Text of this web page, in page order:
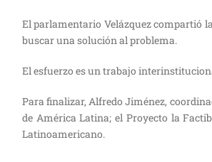
El parlamentario Velázquez compartió
buscar una solución al problema.
El esfuerzo es un trabajo
Para finalizar, Alfredo Jiménez,
de América Latina; el Proyecto la
Latinoamericano.